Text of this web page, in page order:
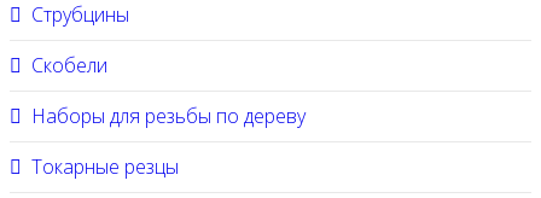
Струбцины
Скобели
Наборы для резьбы по дереву
Токарные резцы